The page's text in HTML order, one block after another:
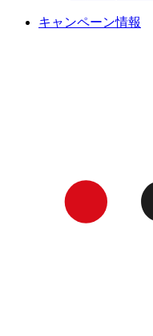
キャンペーン情報